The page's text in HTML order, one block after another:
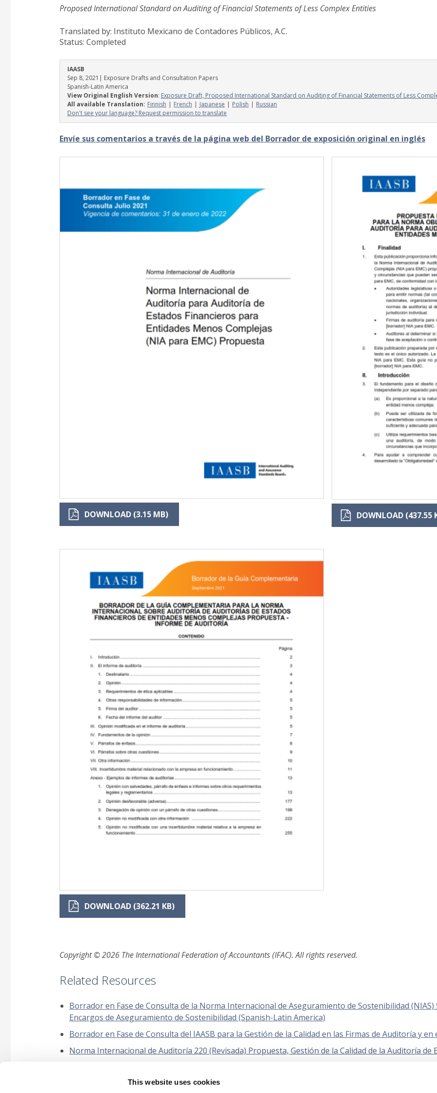
This website uses cookies
Proposed International Standard on Auditing of Financial Statements of Less Complex Entities
Translated by: Instituto Mexicano de Contadores Públicos, A.C.
Status: Completed
IAASB
Sep 8, 2021 | Exposure Drafts and Consultation Papers
Spanish-Latin America
View Original English Version: Exposure Draft, Proposed International Standard on Auditing of Financial Statements of Less
All available Translation: Finnish French Japanese Polish
Russian
Don't see your language? Request permission to translate
Envíe sus comentarios a través de la página web del Borrador de exposición original en inglés
DOWNLOAD (3.15 MB) DOWNLOAD (437.55
DOWNLOAD (362.21 KB)
Copyright © 2026 The International Federation of Accountants (IFAC). All rights reserved.
Related Resources
Borrador en Fase de Consulta de la Norma Internacional de Aseguramiento de Sostenibilidad
Encargos de Aseguramiento de Sostenibilidad (Spanish-Latin America)
Borrador en Fase de Consulta del IAASB para la Gestión de la Calidad en las Firmas de Auditoría y
Norma Internacional de Auditoría 220 (Revisada) Propuesta, Gestión de la Calidad de la Auditoría de
de Estados Financieros u Otros Encargos de Aseguramientos o Servicios Relacionados (Spanish-